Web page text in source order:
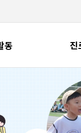
동 진